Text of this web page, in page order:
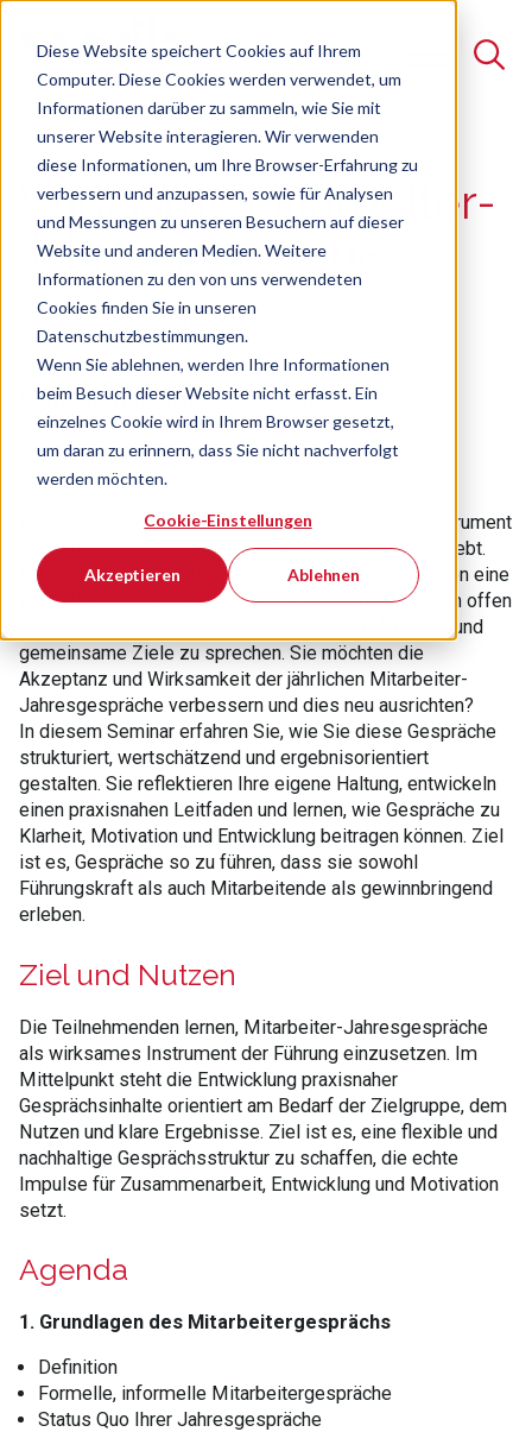
Diese Website speichert Cookies auf Ihrem
Computer. Diese Cookies werden verwendet, um
Informationen darüber zu sammeln, wie Sie mit
unserer Website interagieren. Wir verwenden
diese Informationen, um Ihre Browser-Erfahrung zu
verbessern und anzupassen, sowie für Analysen
und Messungen zu unseren Besuchern auf dieser
Website und anderen Medien. Weitere
Informationen zu den von uns verwendeten
Cookies finden Sie in unseren
Datenschutzbestimmungen.
Wenn Sie ablehnen, werden Ihre Informationen
beim Besuch dieser Website nicht erfasst. Ein
einzelnes Cookie wird in Ihrem Browser gesetzt,
um daran zu erinnern, dass Sie nicht nachverfolgt
werden möchten.
Cookie-Einstellungen
Akzeptieren Ablehnen
Suche
Es gibt keine Vorschläge, da das Suchfeld leer ist.
Wirksame Mitarbeiter-
Jahresgespräche
Seminar Freie Plätze verfügbar
Vom Pflichttermin zum Erfolgsfaktor
Mitarbeiter-Jahresgespräche sind ein wichtiges Instrument
der Führung – werden aber oft als bloße Formalie erlebt.
Für viele ist es ein Pflichttermin – für andere hingegen eine
wertvolle Gelegenheit in einem strukturierten Rahmen offen
über berufliche Entwicklungen, persönliche Anliegen und
gemeinsame Ziele zu sprechen. Sie möchten die
Akzeptanz und Wirksamkeit der jährlichen Mitarbeiter-
Jahresgespräche verbessern und dies neu ausrichten?
In diesem Seminar erfahren Sie, wie Sie diese Gespräche
strukturiert, wertschätzend und ergebnisorientiert
gestalten. Sie reflektieren Ihre eigene Haltung, entwickeln
einen praxisnahen Leitfaden und lernen, wie Gespräche zu
Klarheit, Motivation und Entwicklung beitragen können. Ziel
ist es, Gespräche so zu führen, dass sie sowohl
Führungskraft als auch Mitarbeitende als gewinnbringend
erleben.
Ziel und Nutzen
Die Teilnehmenden lernen, Mitarbeiter-Jahresgespräche
als wirksames Instrument der Führung einzusetzen. Im
Mittelpunkt steht die Entwicklung praxisnaher
Gesprächsinhalte orientiert am Bedarf der Zielgruppe, dem
Nutzen und klare Ergebnisse. Ziel ist es, eine flexible und
nachhaltige Gesprächsstruktur zu schaffen, die echte
Impulse für Zusammenarbeit, Entwicklung und Motivation
setzt.
Agenda
1. Grundlagen des Mitarbeitergesprächs
Definition
Formelle, informelle Mitarbeitergespräche
Status Quo Ihrer Jahresgespräche